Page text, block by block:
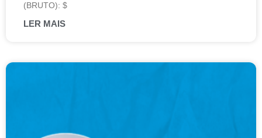
(BRUTO): $
LER MAIS